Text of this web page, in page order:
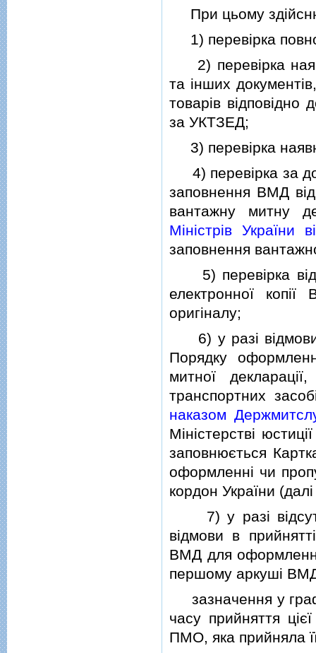
При цьому
1) перевiрка
2) перевiрка
та iнших
товарiв вiдповiдно
за УКТЗЕД;
3) перевiрка
4) перевiрка за
заповнення ВМД
вантажну митну
Мiнiстрiв України
заповнення
5) перевiрка
електронної
оригiналу;
6) у разi вiдмови
Порядку
митної
транспортних
наказом
Мiнiстерствi
заповнюється
оформленнi чи
кордон України
7) у разi
вiдмови в
ВМД для
першому аркушi
зазначення у
часу прийняття
ПМО, яка прийняла